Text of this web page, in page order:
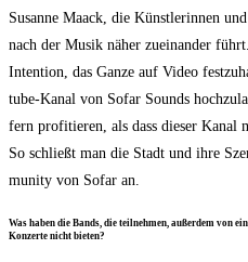
Susan­ne Maack, die Künst­le­rin­nen
nach der Musik näher zuein­an­der
Inten­ti­on, das Gan­ze auf Video
tube-Kanal von Sofar Sounds
fern pro­fi­tie­ren, als dass die­ser Kanal
So schließt man die Stadt und ihre
mu­ni­ty von Sofar an.
Was haben die Bands, die teil­neh­men, außer­dem von
Kon­zer­te nicht bieten?